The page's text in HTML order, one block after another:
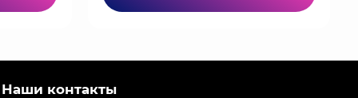
Наши контакты